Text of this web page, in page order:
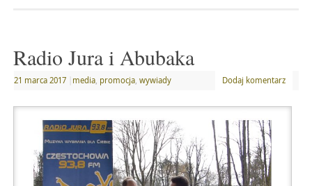
Radio Jura i Abubaka
21 marca 2017 media, promocja, wywiady Dodaj komentarz